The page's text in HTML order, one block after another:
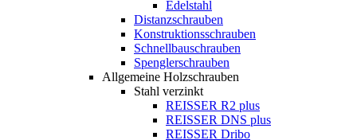
Edelstahl
Distanzschrauben
Konstruktionsschrauben
Schnellbauschrauben
Spenglerschrauben
Allgemeine Holzschrauben
Stahl verzinkt
REISSER R2 plus
REISSER DNS plus
REISSER Dribo